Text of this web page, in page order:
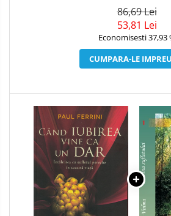
86,69 Lei
53,81 Lei
Economisesti 37,93
CUMPARA-LE